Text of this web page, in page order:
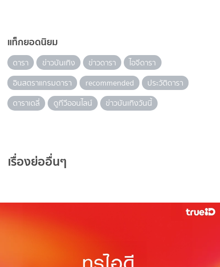
แท็กยอดนิยม
ดารา ข่าวบันเทิง ข่าวดารา
ไอจีดารา
อินสตราแกรมดารา
recommended
ประวัติดารา
ดาราเดลี่
ดูทีวีออนไลน์ ข่าวบันเทิงวันนี้
เรื่องย่ออื่นๆ